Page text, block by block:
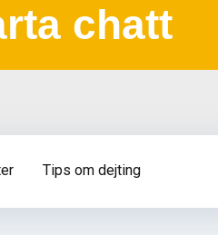
chatt
Tips om dejting